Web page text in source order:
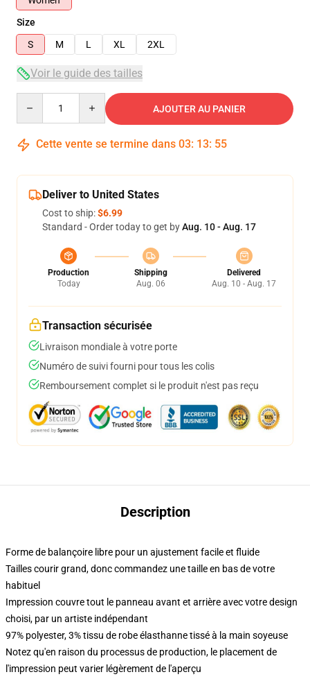
Size
S
M L XL 2XL
Voir le guide des tailles
AJOUTER AU PANIER
Cette vente se termine dans 03: 13: 54
Deliver to United States
Cost to ship:$6.99
Standard - Order today to get byAug. 10 - Aug. 17
Production
Today
Shipping
Aug. 06
Delivered
Aug. 10 - Aug. 17
Transaction sécurisée
Livraison mondiale à votre porte
Numéro de suivi fourni pour tous les colis
Remboursement complet si le produit n'est pas reçu
Description
Forme de balançoire libre pour un ajustement facile et fluide
Tailles courir grand, donc commandez une taille en bas de votre
habituel
Impression couvre tout le panneau avant et arrière avec votre design
choisi, par un artiste indépendant
97% polyester, 3% tissu de robe élasthanne tissé à la main soyeuse
Notez qu'en raison du processus de production, le placement de
l'impression peut varier légèrement de l'aperçu